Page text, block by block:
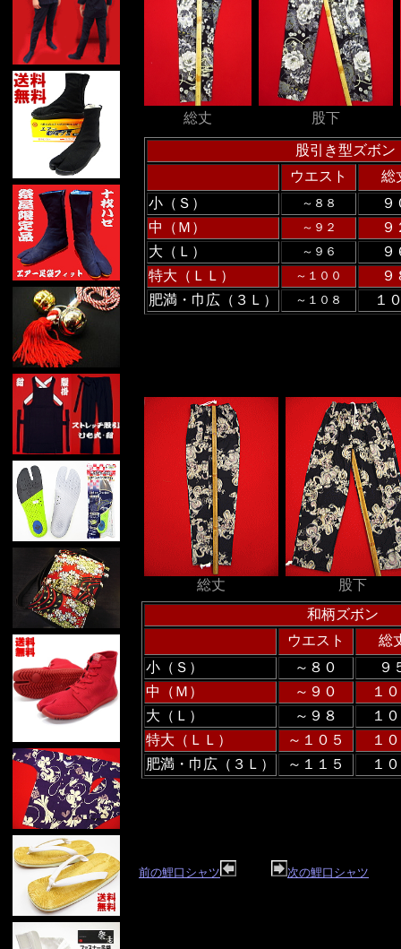
総丈 股下
股引き型ズボ
ウエスト
総
小（Ｓ）
～８８
９
中（Ｍ）
～９２
９
大（Ｌ）
～９６
９
特大（ＬＬ）
～１００
９
肥満・巾広（３Ｌ）
～１０８ １
総丈
股下
和柄ズボン
ウエスト
総
小（Ｓ）
～８０
９
中（Ｍ）
～９０
１
大（Ｌ）
～９８
１
特大（ＬＬ）
～１０５
１
肥満・巾広（３Ｌ）
～１１５ １
前の鯉口シャツ 次の鯉口シャツ